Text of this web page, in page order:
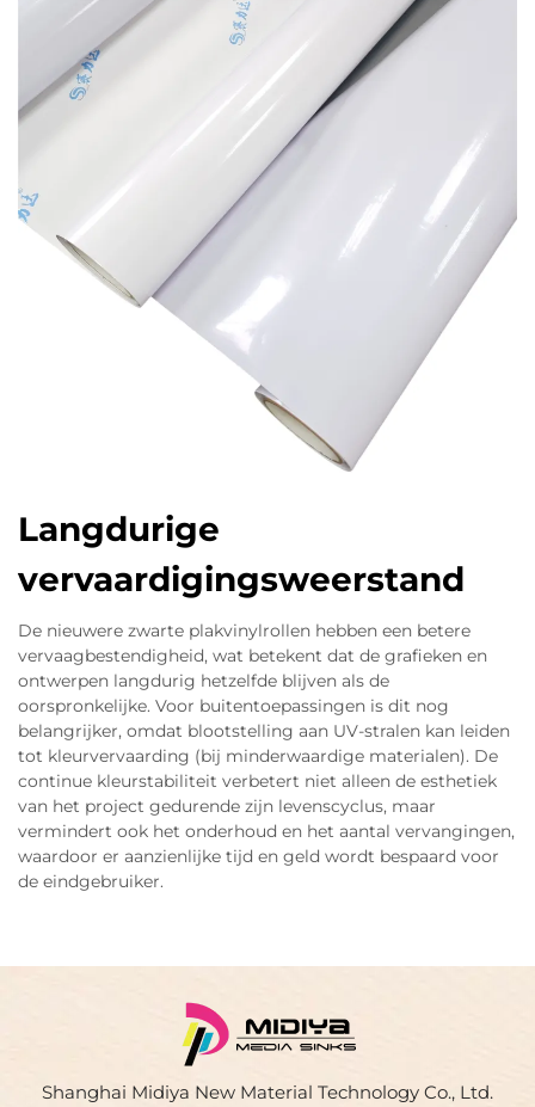
Langdurige
vervaardigingsweerstand
De nieuwere zwarte plakvinylrollen hebben een betere
vervaagbestendigheid, wat betekent dat de grafieken en
ontwerpen langdurig hetzelfde blijven als de
oorspronkelijke. Voor buitentoepassingen is dit nog
belangrijker, omdat blootstelling aan UV-stralen kan leiden
tot kleurvervaarding (bij minderwaardige materialen). De
continue kleurstabiliteit verbetert niet alleen de esthetiek
van het project gedurende zijn levenscyclus, maar
vermindert ook het onderhoud en het aantal vervangingen,
waardoor er aanzienlijke tijd en geld wordt bespaard voor
de eindgebruiker.
Shanghai Midiya New Material Technology Co., Ltd.